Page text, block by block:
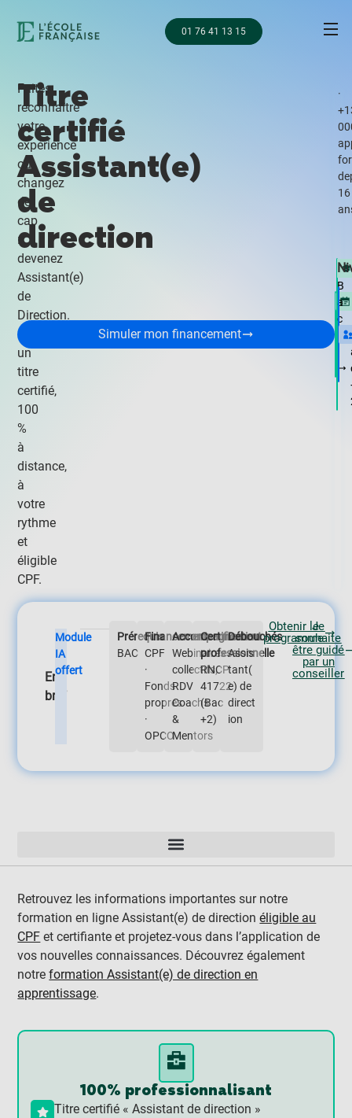
01 76 41 13 15
·
16
Titre
certifié
Assistant(e)
de
direction
Faites
reconnaître
votre
expérience
ou
changez
de
cap
:
devenez
Assistant(e)
de
Direction.
Obtenez
un
titre
certifié,
100
%
à
distance,
à
votre
rythme
et
éligible
CPF.
Simuler mon financement
B
a
c
En
bref
Module
IA
offert
Prérequis
BAC
Financement
CPF
·
Fonds
propres
·
OPCO
Accompagnement
Webinaires
collectifs,
RDV
Coachs
&
Mentors
Certification
professionnelle
RNCP
41722
(Bac
+2)
Débouchés
Assis
tant(
e) de
direct
ion
Obtenir le
programme
Je
souhaite
être guidé
par un
conseiller
Retrouvez les informations importantes sur notre
formation en ligne Assistant(e) de directionéligible au
CPF et certifiante et projetez-vous dans l’application de
vos nouvelles connaissances. Découvrez également
notreformation Assistant(e) de direction en
apprentissage.
100% professionnalisant
Titre certifié « Assistant de direction »